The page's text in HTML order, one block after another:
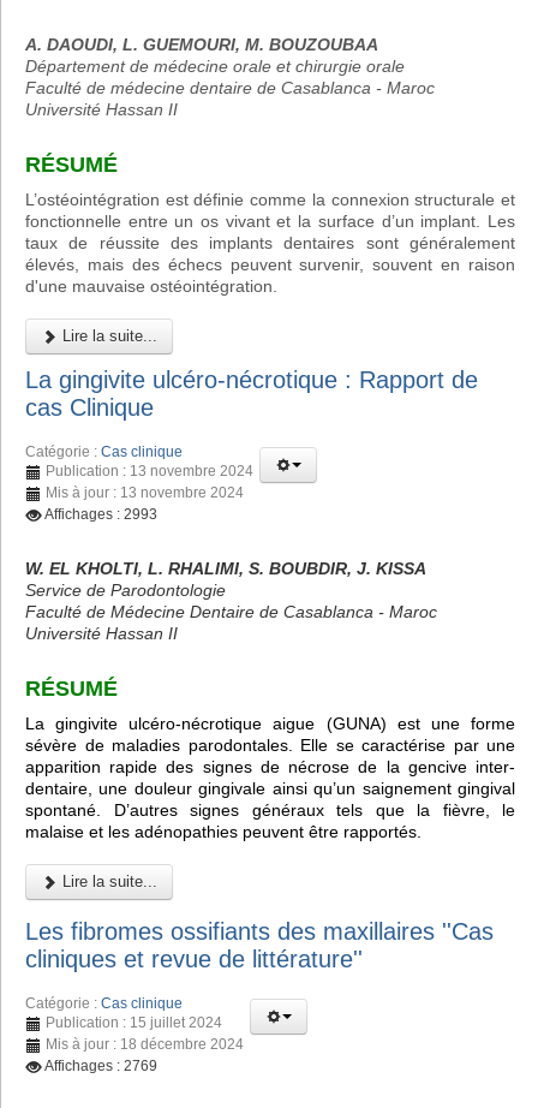
A. DAOUDI, L. GUEMOURI, M. BOUZOUBAA
Département de médecine orale et chirurgie orale
Faculté de médecine dentaire de Casablanca - Maroc
Université Hassan II
RÉSUMÉ
L’ostéointégration est définie comme la connexion structurale et
fonctionnelle entre un os vivant et la surface d’un implant. Les
taux de réussite des implants dentaires sont généralement
élevés, mais des échecs peuvent survenir, souvent en raison
d'une mauvaise ostéointégration.
Lire la suite...
La gingivite ulcéro-nécrotique : Rapport de
cas Clinique
Catégorie : Cas clinique
Publication : 13 novembre 2024
Mis à jour : 13 novembre 2024
Affichages : 2993
W. EL KHOLTI, L. RHALIMI, S. BOUBDIR, J. KISSA
Service de Parodontologie
Faculté de Médecine Dentaire de Casablanca - Maroc
Université Hassan II
RÉSUMÉ
La gingivite ulcéro-nécrotique aigue (GUNA) est une forme
sévère de maladies parodontales. Elle se caractérise par une
apparition rapide des signes de nécrose de la gencive inter-
dentaire, une douleur gingivale ainsi qu’un saignement gingival
spontané. D’autres signes généraux tels que la fièvre, le
malaise et les adénopathies peuvent être rapportés.
Lire la suite...
Les fibromes ossifiants des maxillaires ''Cas
cliniques et revue de littérature''
Catégorie : Cas clinique
Publication : 15 juillet 2024
Mis à jour : 18 décembre 2024
Affichages : 2769